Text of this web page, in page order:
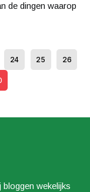
de dingen waarop
24 25 26
wekelijks